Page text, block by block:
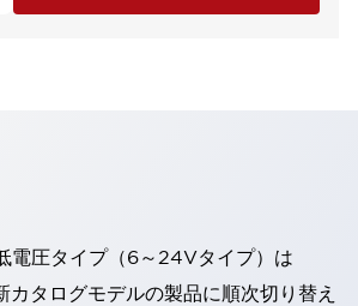
電圧タイプ（6～24Vタイプ）は
タログモデルの製品に順次切り替え